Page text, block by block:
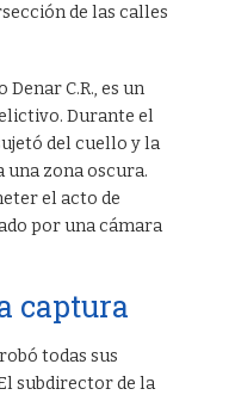
de las calles
C.R., es un
Durante el
del cuello y la
zona oscura.
el acto de
por una cámara
captura
todas sus
subdirector de la